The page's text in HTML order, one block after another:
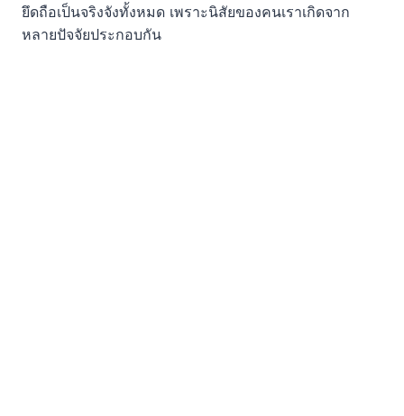
ยึดถือเป็นจริงจังทั้งหมด เพราะนิสัยของคนเราเกิดจาก
หลายปัจจัยประกอบกัน